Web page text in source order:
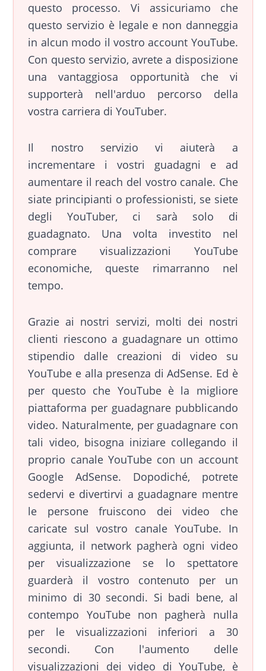
questo processo. Vi assicuriamo che
questo servizio è legale e non danneggia
in alcun modo il vostro account YouTube.
Con questo servizio, avrete a disposizione
una vantaggiosa opportunità che vi
supporterà nell'arduo percorso della
vostra carriera di YouTuber.
Il nostro servizio vi aiuterà a
incrementare i vostri guadagni e ad
aumentare il reach del vostro canale. Che
siate principianti o professionisti, se siete
degli YouTuber, ci sarà solo di
guadagnato. Una volta investito nel
comprare visualizzazioni YouTube
economiche, queste rimarranno nel
tempo.
Grazie ai nostri servizi, molti dei nostri
clienti riescono a guadagnare un ottimo
stipendio dalle creazioni di video su
YouTube e alla presenza di AdSense. Ed è
per questo che YouTube è la migliore
piattaforma per guadagnare pubblicando
video. Naturalmente, per guadagnare con
tali video, bisogna iniziare collegando il
proprio canale YouTube con un account
Google AdSense. Dopodiché, potrete
sedervi e divertirvi a guadagnare mentre
le persone fruiscono dei video che
caricate sul vostro canale YouTube. In
aggiunta, il network pagherà ogni video
per visualizzazione se lo spettatore
guarderà il vostro contenuto per un
minimo di 30 secondi. Si badi bene, al
contempo YouTube non pagherà nulla
per le visualizzazioni inferiori a 30
secondi. Con l'aumento delle
visualizzazioni dei video di YouTube, è